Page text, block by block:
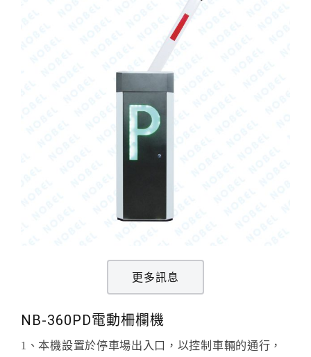
車位在席導引系統系列
紅綠燈號誌系列
車位架系列
更多訊息
NB-360PD電動柵欄機
1、本機設置於停車場出入口，以控制車輛的通行，